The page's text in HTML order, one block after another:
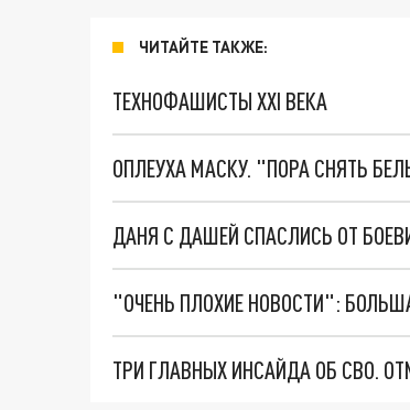
ЧИТАЙТЕ ТАКЖЕ:
ТЕХНОФАШИСТЫ XXI ВЕКА
ОПЛЕУХА МАСКУ. "ПОРА СНЯТЬ
ДАНЯ С ДАШЕЙ СПАСЛИСЬ ОТ